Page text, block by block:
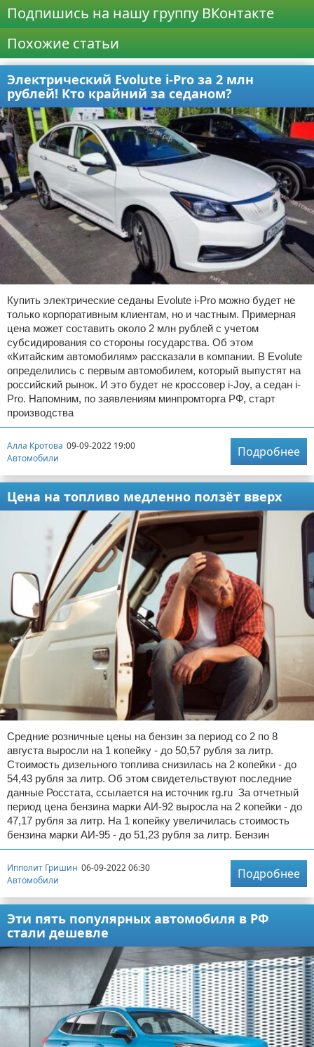
Подпишись на нашу группу ВКонтакте
Похожие статьи
Электрический Evolute i-Pro за 2 млн
рублей! Кто крайний за седаном?
Купить электрические седаны Evolute i-Pro можно будет не
только корпоративным клиентам, но и частным. Примерная
цена может составить около 2 млн рублей с учетом
субсидирования со стороны государства. Об этом
«Китайским автомобилям» рассказали в компании. В Evolute
определились с первым автомобилем, который выпустят на
российский рынок. И это будет не кроссовер i-Joy, а седан i-
Pro. Напомним, по заявлениям минпромторга РФ, старт
производства
Алла Кротова 09-09-2022 19:00
Автомобили
Подробнее
Цена на топливо медленно ползёт вверх
Средние розничные цены на бензин за период со 2 по 8
августа выросли на 1 копейку - до 50,57 рубля за литр.
Стоимость дизельного топлива снизилась на 2 копейки - до
54,43 рубля за литр. Об этом свидетельствуют последние
данные Росстата, ссылается на источник rg.ru За отчетный
период цена бензина марки АИ-92 выросла на 2 копейки - до
47,17 рубля за литр. На 1 копейку увеличилась стоимость
бензина марки АИ-95 - до 51,23 рубля за литр. Бензин
Ипполит Гришин 06-09-2022 06:30
Автомобили
Подробнее
Эти пять популярных автомобиля в РФ
стали дешевле